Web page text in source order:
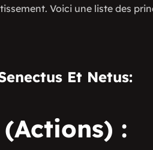
Voici une liste des
Et Netus:
: